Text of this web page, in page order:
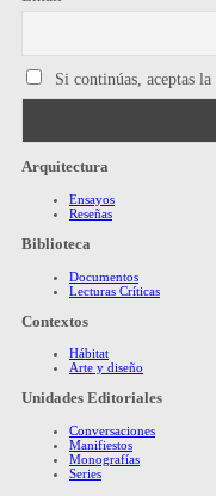
Si continúas, aceptas
Arquitectura
Ensayos
Reseñas
Biblioteca
Documentos
Lecturas Críticas
Contextos
Hábitat
Arte y diseño
Unidades Editoriales
Conversaciones
Manifiestos
Monografías
Series